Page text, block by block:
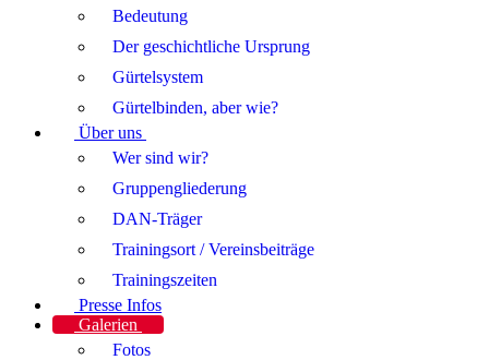
Bedeutung
Der geschichtliche Ursprung
Gürtelsystem
Gürtelbinden, aber wie?
Über uns
Wer sind wir?
Gruppengliederung
DAN-Träger
Trainingsort / Vereinsbeiträge
Trainingszeiten
Presse Infos
Galerien
Fotos